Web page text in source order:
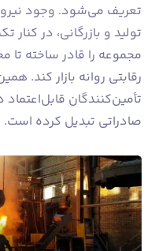
تعریف می‌شود. وجود
تولید و بازرگانی، در
مجموعه را قادر ساخته تا
رقابتی روانه بازار کند.
تأمین‌کنندگان قابل‌اعتماد
صادراتی تبدیل کرده است.